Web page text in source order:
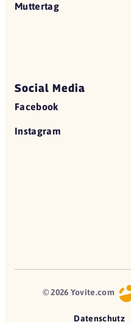
Muttertag
Social Media
Facebook
Instagram
© 2026 Yovite.com
Datenschutz